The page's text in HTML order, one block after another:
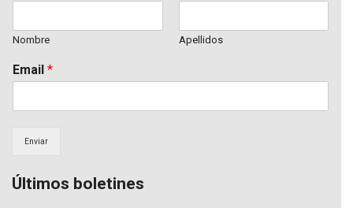
Nombre Apellidos
Email *
Enviar
Últimos boletines